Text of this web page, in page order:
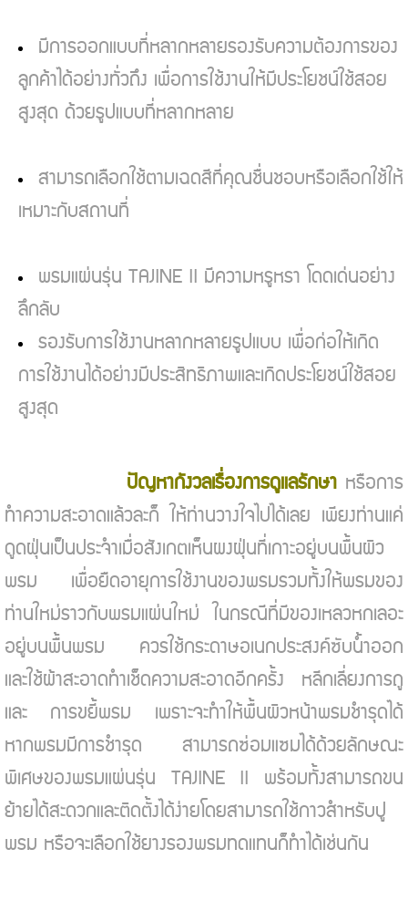
มีการออกแบบที่หลากหลายรองรับความต้องการของ
ลูกค้าได้อย่างทั่วถึง เพื่อการใช้งานให้มีประโยชน์ใช้สอย
สูงสุด ด้วยรูปแบบที่หลากหลาย
สามารถเลือกใช้ตามเฉดสีที่คุณชื่นชอบหรือเลือกใช้ให้
เหมาะกับสถานที่
พรมแผ่นรุ่น TAJINE II มีความหรูหรา โดดเด่นอย่าง
ลึกลับ
รองรับการใช้งานหลากหลายรูปแบบ เพื่อก่อให้เกิด
การใช้งานได้อย่างมีประสิทธิภาพและเกิดประโยชน์ใช้สอย
สูงสุด
ปัญหากังวลเรื่องการดูแลรักษา หรือการ
ทำความสะอาดแล้วละก็ ให้ท่านวางใจไปได้เลย เพียงท่านแค่
ดูดฝุ่นเป็นประจำเมื่อสังเกตเห็นผงฝุ่นที่เกาะอยู่บนพื้นผิว
พรม เพื่อยืดอายุการใช้งานของพรมรวมทั้งให้พรมของ
ท่านใหม่ราวกับพรมแผ่นใหม่ ในกรณีที่มีของเหลวหกเลอะ
อยู่บนพื้นพรม ควรใช้กระดาษอเนกประสงค์ซับน้ำออก
และใช้ผ้าสะอาดทำเช็ดความสะอาดอีกครั้ง หลีกเลี่ยงการถู
และ การขยี้พรม เพราะจะทำให้พื้นผิวหน้าพรมชำรุดได้
หากพรมมีการชำรุด สามารถซ่อมแซมได้ด้วยลักษณะ
พิเศษของพรมแผ่นรุ่น TAJINE II พร้อมทั้งสามารถขน
ย้ายได้สะดวกและติดตั้งได้ง่ายโดยสามารถใช้กาวสำหรับปู
พรม หรือจะเลือกใช้ยางรองพรมทดแทนก็ทำได้เช่นกัน